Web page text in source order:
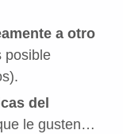
a otro
posible
del
le gusten…